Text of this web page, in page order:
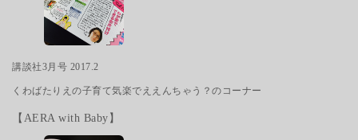
講談社3月号 2017.2
くわばたりえの子育て気楽でええんちゃう？のコーナー
【AERA with Baby】